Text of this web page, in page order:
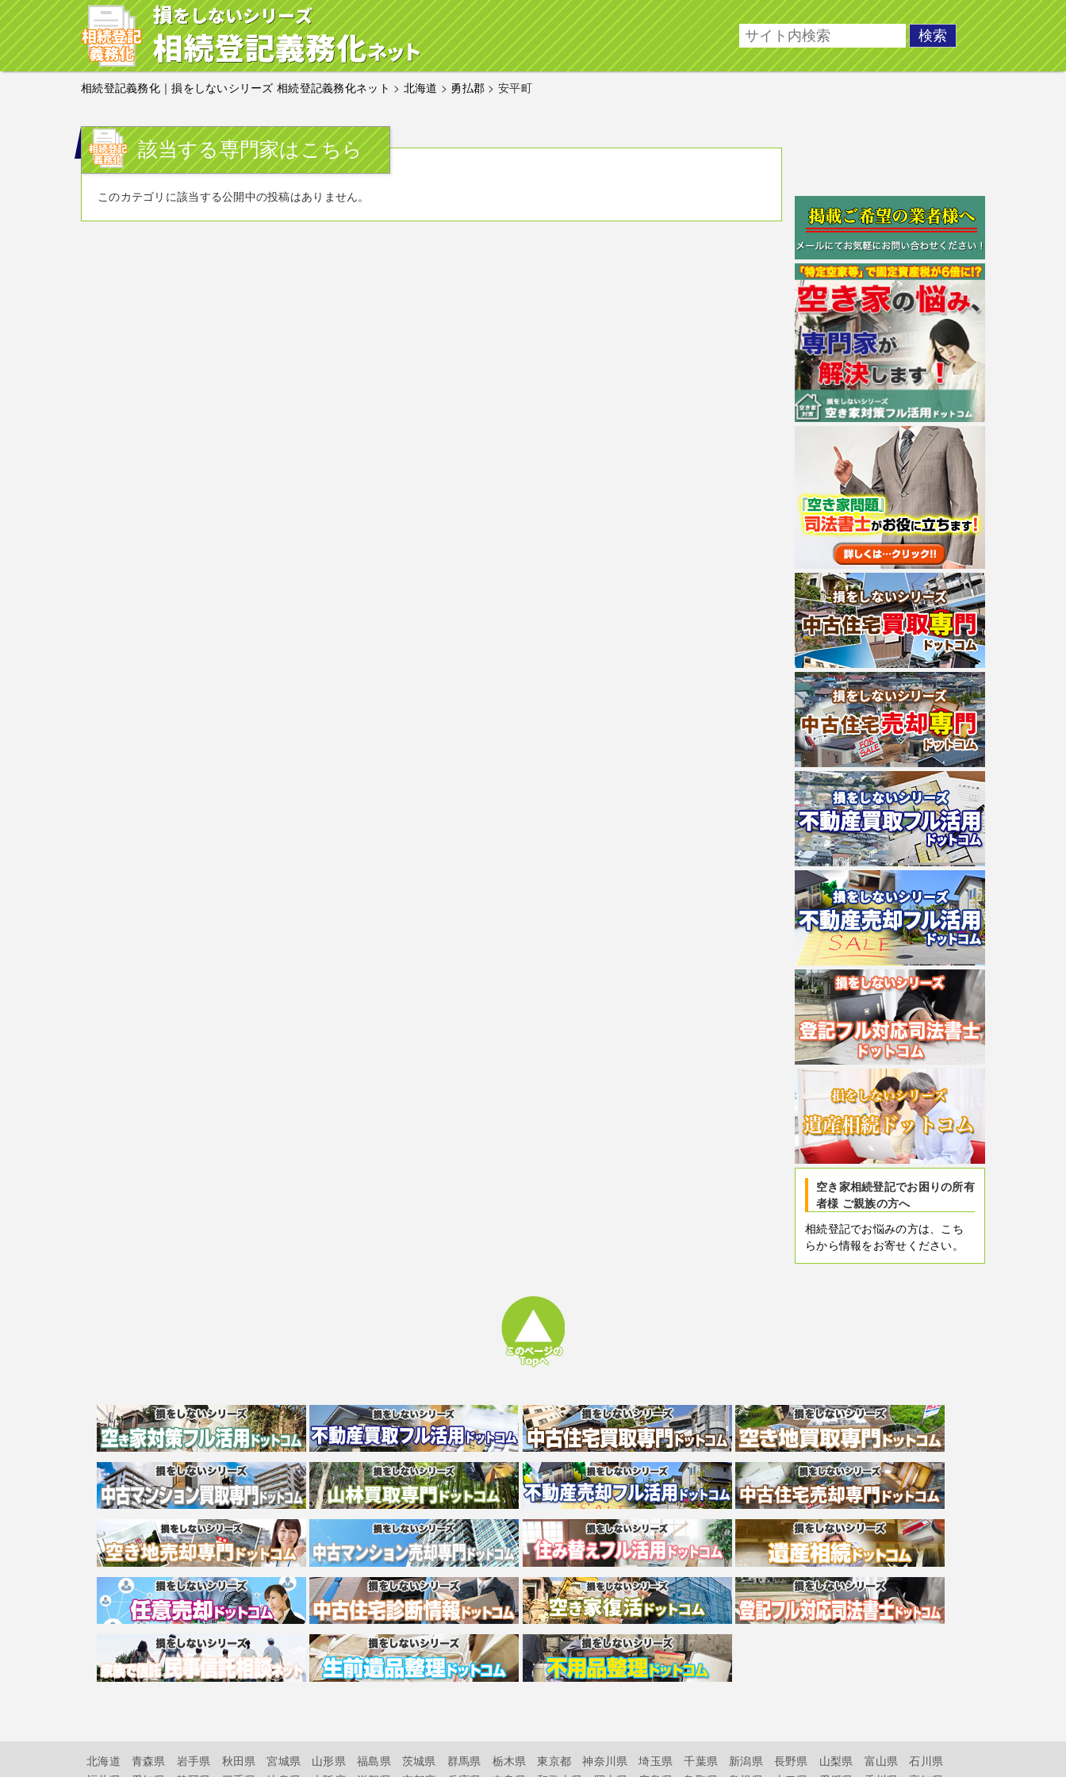
相続登記義務化｜損をしないシリーズ 相続登記義務化ネット > 北海道 > 勇払郡 >安平町
該当する専門家はこちら
このカテゴリに該当する公開中の投稿はありません。
空き家相続登記でお困りの所有
者様 ご親族の方へ
相続登記でお悩みの方は、こち
らから情報をお寄せください。
北海道 青森県 岩手県 秋田県 宮城県 山形県 福島県 茨城県 群馬県 栃木県 東京都 神奈川県 埼玉県 千葉県 新潟県 長野県 山梨県 富山県
石川県